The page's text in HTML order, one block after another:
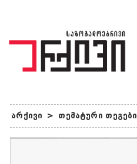
არქივი > თემატური თეგები